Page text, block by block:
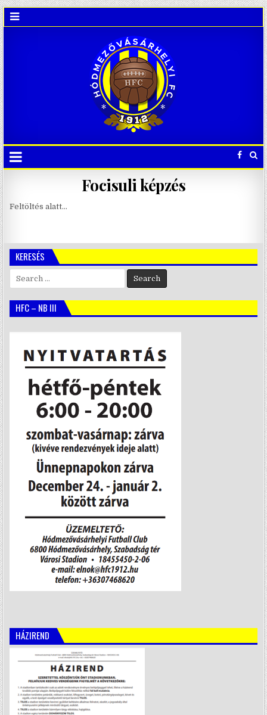
Focisuli képzés
Feltöltés alatt…
KERESÉS
Search
for:
HFC – NB III
HÁZIREND